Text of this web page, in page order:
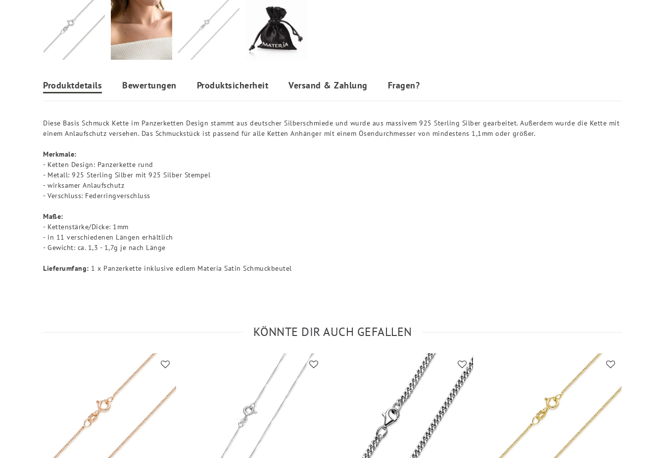
Produktdetails Bewertungen Produktsicherheit Versand & Zahlung Fragen?
Diese Basis Schmuck Kette im Panzerketten Design stammt aus deutscher Silberschmiede und wurde aus massivem 925 Sterling Silber gearbeitet. Außerdem wurde die Kette mit
einem Anlaufschutz versehen. Das Schmuckstück ist passend für alle Ketten Anhänger mit einem Ösendurchmesser von mindestens 1,1mm oder größer.
Merkmale:
- Ketten Design: Panzerkette rund
- Metall: 925 Sterling Silber mit 925 Silber Stempel
- wirksamer Anlaufschutz
- Verschluss: Federringverschluss
Maße:
- Kettenstärke/Dicke: 1mm
- in 11 verschiedenen Längen erhältlich
- Gewicht: ca. 1,3 - 1,7g je nach Länge
Lieferumfang: 1 x Panzerkette inklusive edlem Materia Satin Schmuckbeutel
KÖNNTE DIR AUCH GEFALLEN